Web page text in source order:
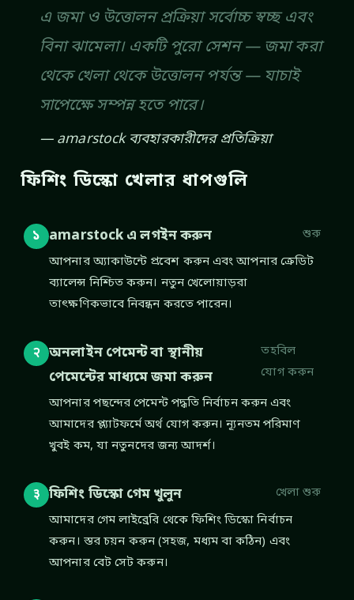
এ জমা ও উত্তোলন প্রক্রিয়া সর্বোচ্চ স্বচ্ছ এবং
বিনা ঝামেলা। একটি পুরো সেশন — জমা করা
থেকে খেলা থেকে উত্তোলন পর্যন্ত — যাচাই
সাপেক্ষেে সম্পন্ন হতে পারে।
amarstock ব্যবহারকারীদের প্রতিক্রিয়া
ফিশিং ডিস্কো খেলার ধাপগুলি
১ amarstock এ লগইন করুন
শুরু
আপনার অ্যাকাউন্টে প্রবেশ করুন এবং আপনার ক্রেডিট
ব্যালেন্স নিশ্চিত করুন। নতুন খেলোয়াড়রা
তাৎক্ষণিকভাবে নিবন্ধন করতে পারেন।
२ অনলাইন পেমেন্ট বা স্থানীয়
পেমেন্টের মাধ্যমে জমা করুন
তহবিল
যোগ করুন
আপনার পছন্দের পেমেন্ট পদ্ধতি নির্বাচন করুন এবং
আমাদের প্ল্যাটফর্মে অর্থ যোগ করুন। ন্যূনতম পরিমাণ
খুবই কম, যা নতুনদের জন্য আদর্শ।
३ ফিশিং ডিস্কো গেম খুলুন
খেলা শুরু
আমাদের গেম লাইব্রেরি থেকে ফিশিং ডিস্কো নির্বাচন
করুন। স্তর চয়ন করুন (সহজ, মধ্যম বা কঠিন) এবং
আপনার বেট সেট করুন।